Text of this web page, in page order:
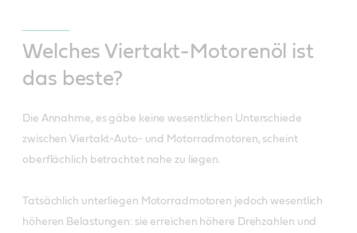
Welches Viertakt-Motorenöl ist
das beste?
Die Annahme, es gäbe keine wesentlichen Unterschiede
zwischen Viertakt-Auto- und Motorradmotoren, scheint
oberflächlich betrachtet nahe zu liegen.
Tatsächlich unterliegen Motorradmotoren jedoch wesentlich
höheren Belastungen: sie erreichen höhere Drehzahlen und